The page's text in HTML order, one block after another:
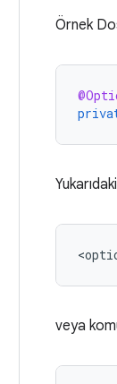
Örnek
veya